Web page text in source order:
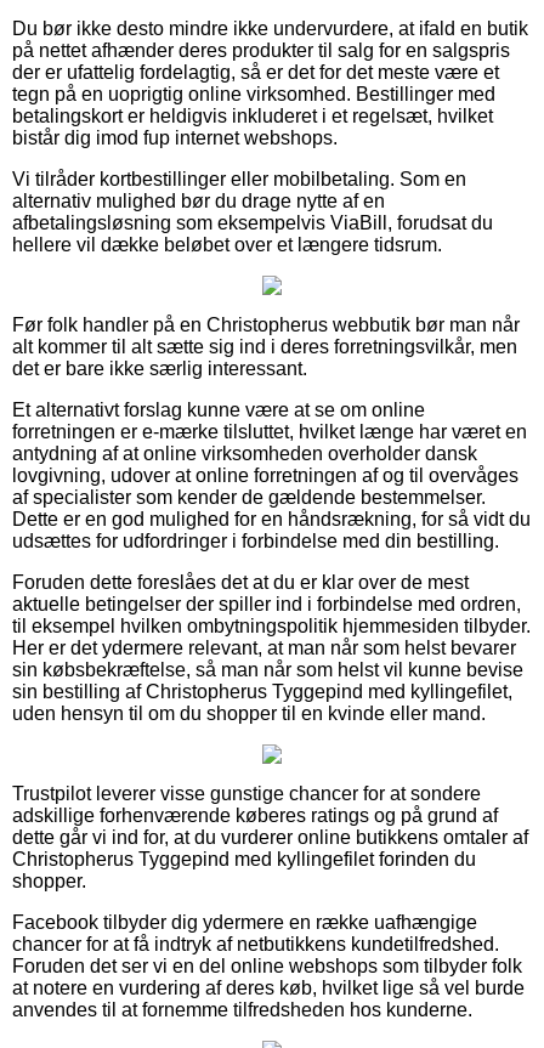
Du bør ikke desto mindre ikke undervurdere, at ifald en butik
på nettet afhænder deres produkter til salg for en salgspris
der er ufattelig fordelagtig, så er det for det meste være et
tegn på en uoprigtig online virksomhed. Bestillinger med
betalingskort er heldigvis inkluderet i et regelsæt, hvilket
bistår dig imod fup internet webshops.
Vi tilråder kortbestillinger eller mobilbetaling. Som en
alternativ mulighed bør du drage nytte af en
afbetalingsløsning som eksempelvis ViaBill, forudsat du
hellere vil dække beløbet over et længere tidsrum.
Før folk handler på en Christopherus webbutik bør man når
alt kommer til alt sætte sig ind i deres forretningsvilkår, men
det er bare ikke særlig interessant.
Et alternativt forslag kunne være at se om online
forretningen er e-mærke tilsluttet, hvilket længe har været en
antydning af at online virksomheden overholder dansk
lovgivning, udover at online forretningen af og til overvåges
af specialister som kender de gældende bestemmelser.
Dette er en god mulighed for en håndsrækning, for så vidt du
udsættes for udfordringer i forbindelse med din bestilling.
Foruden dette foreslåes det at du er klar over de mest
aktuelle betingelser der spiller ind i forbindelse med ordren,
til eksempel hvilken ombytningspolitik hjemmesiden tilbyder.
Her er det ydermere relevant, at man når som helst bevarer
sin købsbekræftelse, så man når som helst vil kunne bevise
sin bestilling af Christopherus Tyggepind med kyllingefilet,
uden hensyn til om du shopper til en kvinde eller mand.
Trustpilot leverer visse gunstige chancer for at sondere
adskillige forhenværende køberes ratings og på grund af
dette går vi ind for, at du vurderer online butikkens omtaler af
Christopherus Tyggepind med kyllingefilet forinden du
shopper.
Facebook tilbyder dig ydermere en række uafhængige
chancer for at få indtryk af netbutikkens kundetilfredshed.
Foruden det ser vi en del online webshops som tilbyder folk
at notere en vurdering af deres køb, hvilket lige så vel burde
anvendes til at fornemme tilfredsheden hos kunderne.